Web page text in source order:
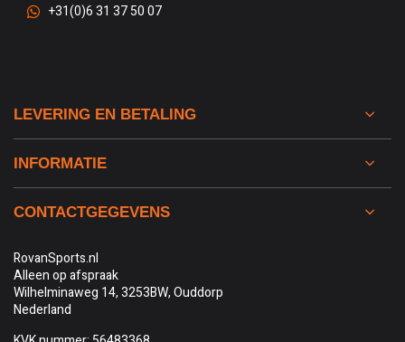
+31(0)6 31 37 50 07
LEVERING EN BETALING
INFORMATIE
CONTACTGEGEVENS
RovanSports.nl
Alleen op afspraak
Wilhelminaweg 14, 3253BW, Ouddorp
Nederland